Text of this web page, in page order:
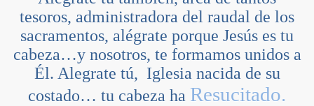
tesoros, administradora del raudal de los
sacramentos, alégrate porque Jesús es tu
cabeza…y nosotros, te formamos unidos a
Él. Alegrate tú, Iglesia nacida de su
costado… tu cabeza ha Resucitado.